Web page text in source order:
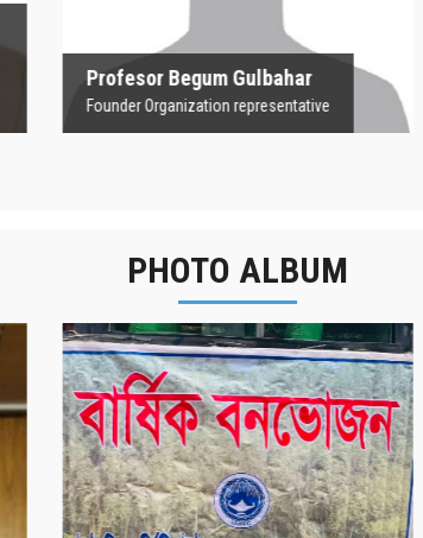
Profesor Begum Gulbahar
Founder Organization representative
PHOTO ALBUM
বার্ষিক বনভোজন ২০২৫